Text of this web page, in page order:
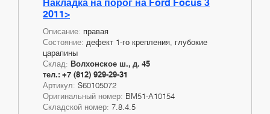
Накладка на порог на Ford Focus 3
2011>
Описание: правая
Состояние: дефект 1-го крепления, глубокие
царапины
Склад: Волхонское ш., д. 45
тел.: +7 (812) 929-29-31
Артикул: S60105072
Оригинальный номер: BM51-A10154
Складской номер: 7.8.4.5